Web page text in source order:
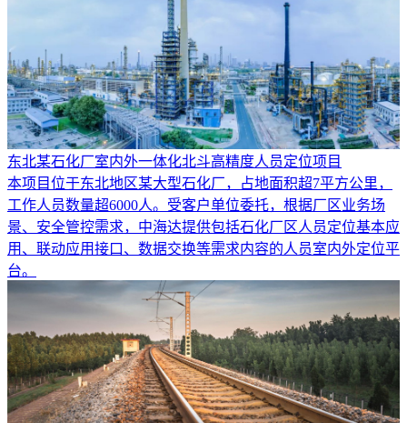
东北某石化厂室内外一体化北斗高精度人员定位项目
本项目位于东北地区某大型石化厂，占地面积超7平方公里，
工作人员数量超6000人。受客户单位委托，根据厂区业务场
景、安全管控需求，中海达提供包括石化厂区人员定位基本应
用、联动应用接口、数据交换等需求内容的人员室内外定位平
台。